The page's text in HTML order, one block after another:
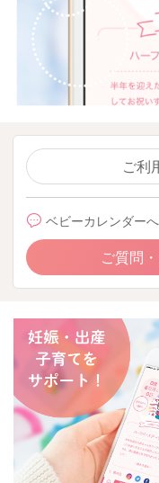
ご利
ベビーカレンダー
ご質問